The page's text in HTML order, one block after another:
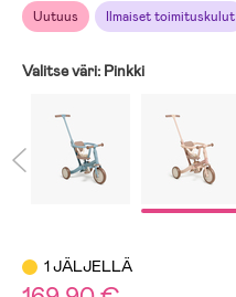
Uutuus Ilmaiset toimituskulut
Valitse väri: Pinkki
1 JÄLJELLÄ